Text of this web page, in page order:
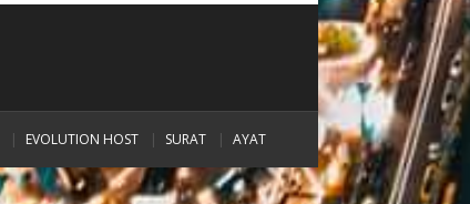
EVOLUTION HOST SURAT AYAT